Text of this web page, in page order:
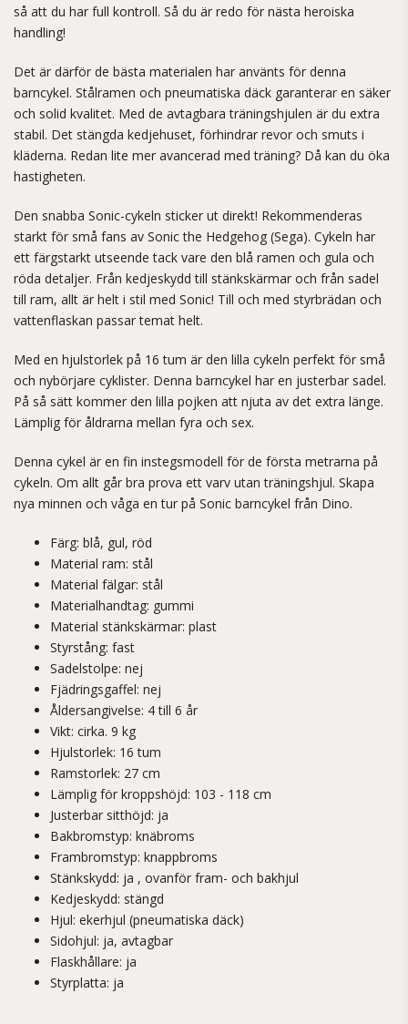
så att du har full kontroll. Så du är redo för nästa heroiska
handling!
Det är därför de bästa materialen har använts för denna
barncykel. Stålramen och pneumatiska däck garanterar en säker
och solid kvalitet. Med de avtagbara träningshjulen är du extra
stabil. Det stängda kedjehuset, förhindrar revor och smuts i
kläderna. Redan lite mer avancerad med träning? Då kan du öka
hastigheten.
Den snabba Sonic-cykeln sticker ut direkt! Rekommenderas
starkt för små fans av Sonic the Hedgehog (Sega). Cykeln har
ett färgstarkt utseende tack vare den blå ramen och gula och
röda detaljer. Från kedjeskydd till stänkskärmar och från sadel
till ram, allt är helt i stil med Sonic! Till och med styrbrädan och
vattenflaskan passar temat helt.
Med en hjulstorlek på 16 tum är den lilla cykeln perfekt för små
och nybörjare cyklister. Denna barncykel har en justerbar sadel.
På så sätt kommer den lilla pojken att njuta av det extra länge.
Lämplig för åldrarna mellan fyra och sex.
Denna cykel är en fin instegsmodell för de första metrarna på
cykeln. Om allt går bra prova ett varv utan träningshjul. Skapa
nya minnen och våga en tur på Sonic barncykel från Dino.
Färg: blå, gul, röd
Material ram: stål
Material fälgar: stål
Materialhandtag: gummi
Material stänkskärmar: plast
Styrstång: fast
Sadelstolpe: nej
Fjädringsgaffel: nej
Åldersangivelse: 4 till 6 år
Vikt: cirka. 9 kg
Hjulstorlek: 16 tum
Ramstorlek: 27 cm
Lämplig för kroppshöjd: 103 - 118 cm
Justerbar sitthöjd: ja
Bakbromstyp: knäbroms
Frambromstyp: knappbroms
Stänkskydd: ja , ovanför fram- och bakhjul
Kedjeskydd: stängd
Hjul: ekerhjul (pneumatiska däck)
Sidohjul: ja, avtagbar
Flaskhållare: ja
Styrplatta: ja